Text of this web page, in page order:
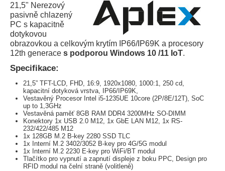
21,5" Nerezový
pasivně chlazený
PC s kapacitně
dotykovou
obrazovkou a celkovým krytím IP66/IP69K a procesory
12th generace s podporou Windows 10 /11 IoT.
Specifikace:
21,5” TFT-LCD, FHD, 16:9, 1920x1080, 1000:1, 250 cd,
kapacitní dotyková vrstva, IP66/IP69K,
Vestavěný Procesor Intel i5-1235UE 10core (2P/8E/12T), SoC
up to 1,3GHz
Vestavěná paměť 8GB RAM DDR4 3200MHz SO-DIMM
Konektory 1x USB 2.0 M12, 1x GbE LAN M12, 1x RS-
232/422/485 M12
1x 128GB M.2 B-key 2280 SSD TLC
1x Interní M.2 3402/3052 B-key pro 4G/5G modul
1x Interní M.2 2230 E-key pro WiFi/BT modul
Tlačítko pro vypnutí a zapnutí displeje z boku PPC, Design pro
RFID modul na čelní straně (volitleně)